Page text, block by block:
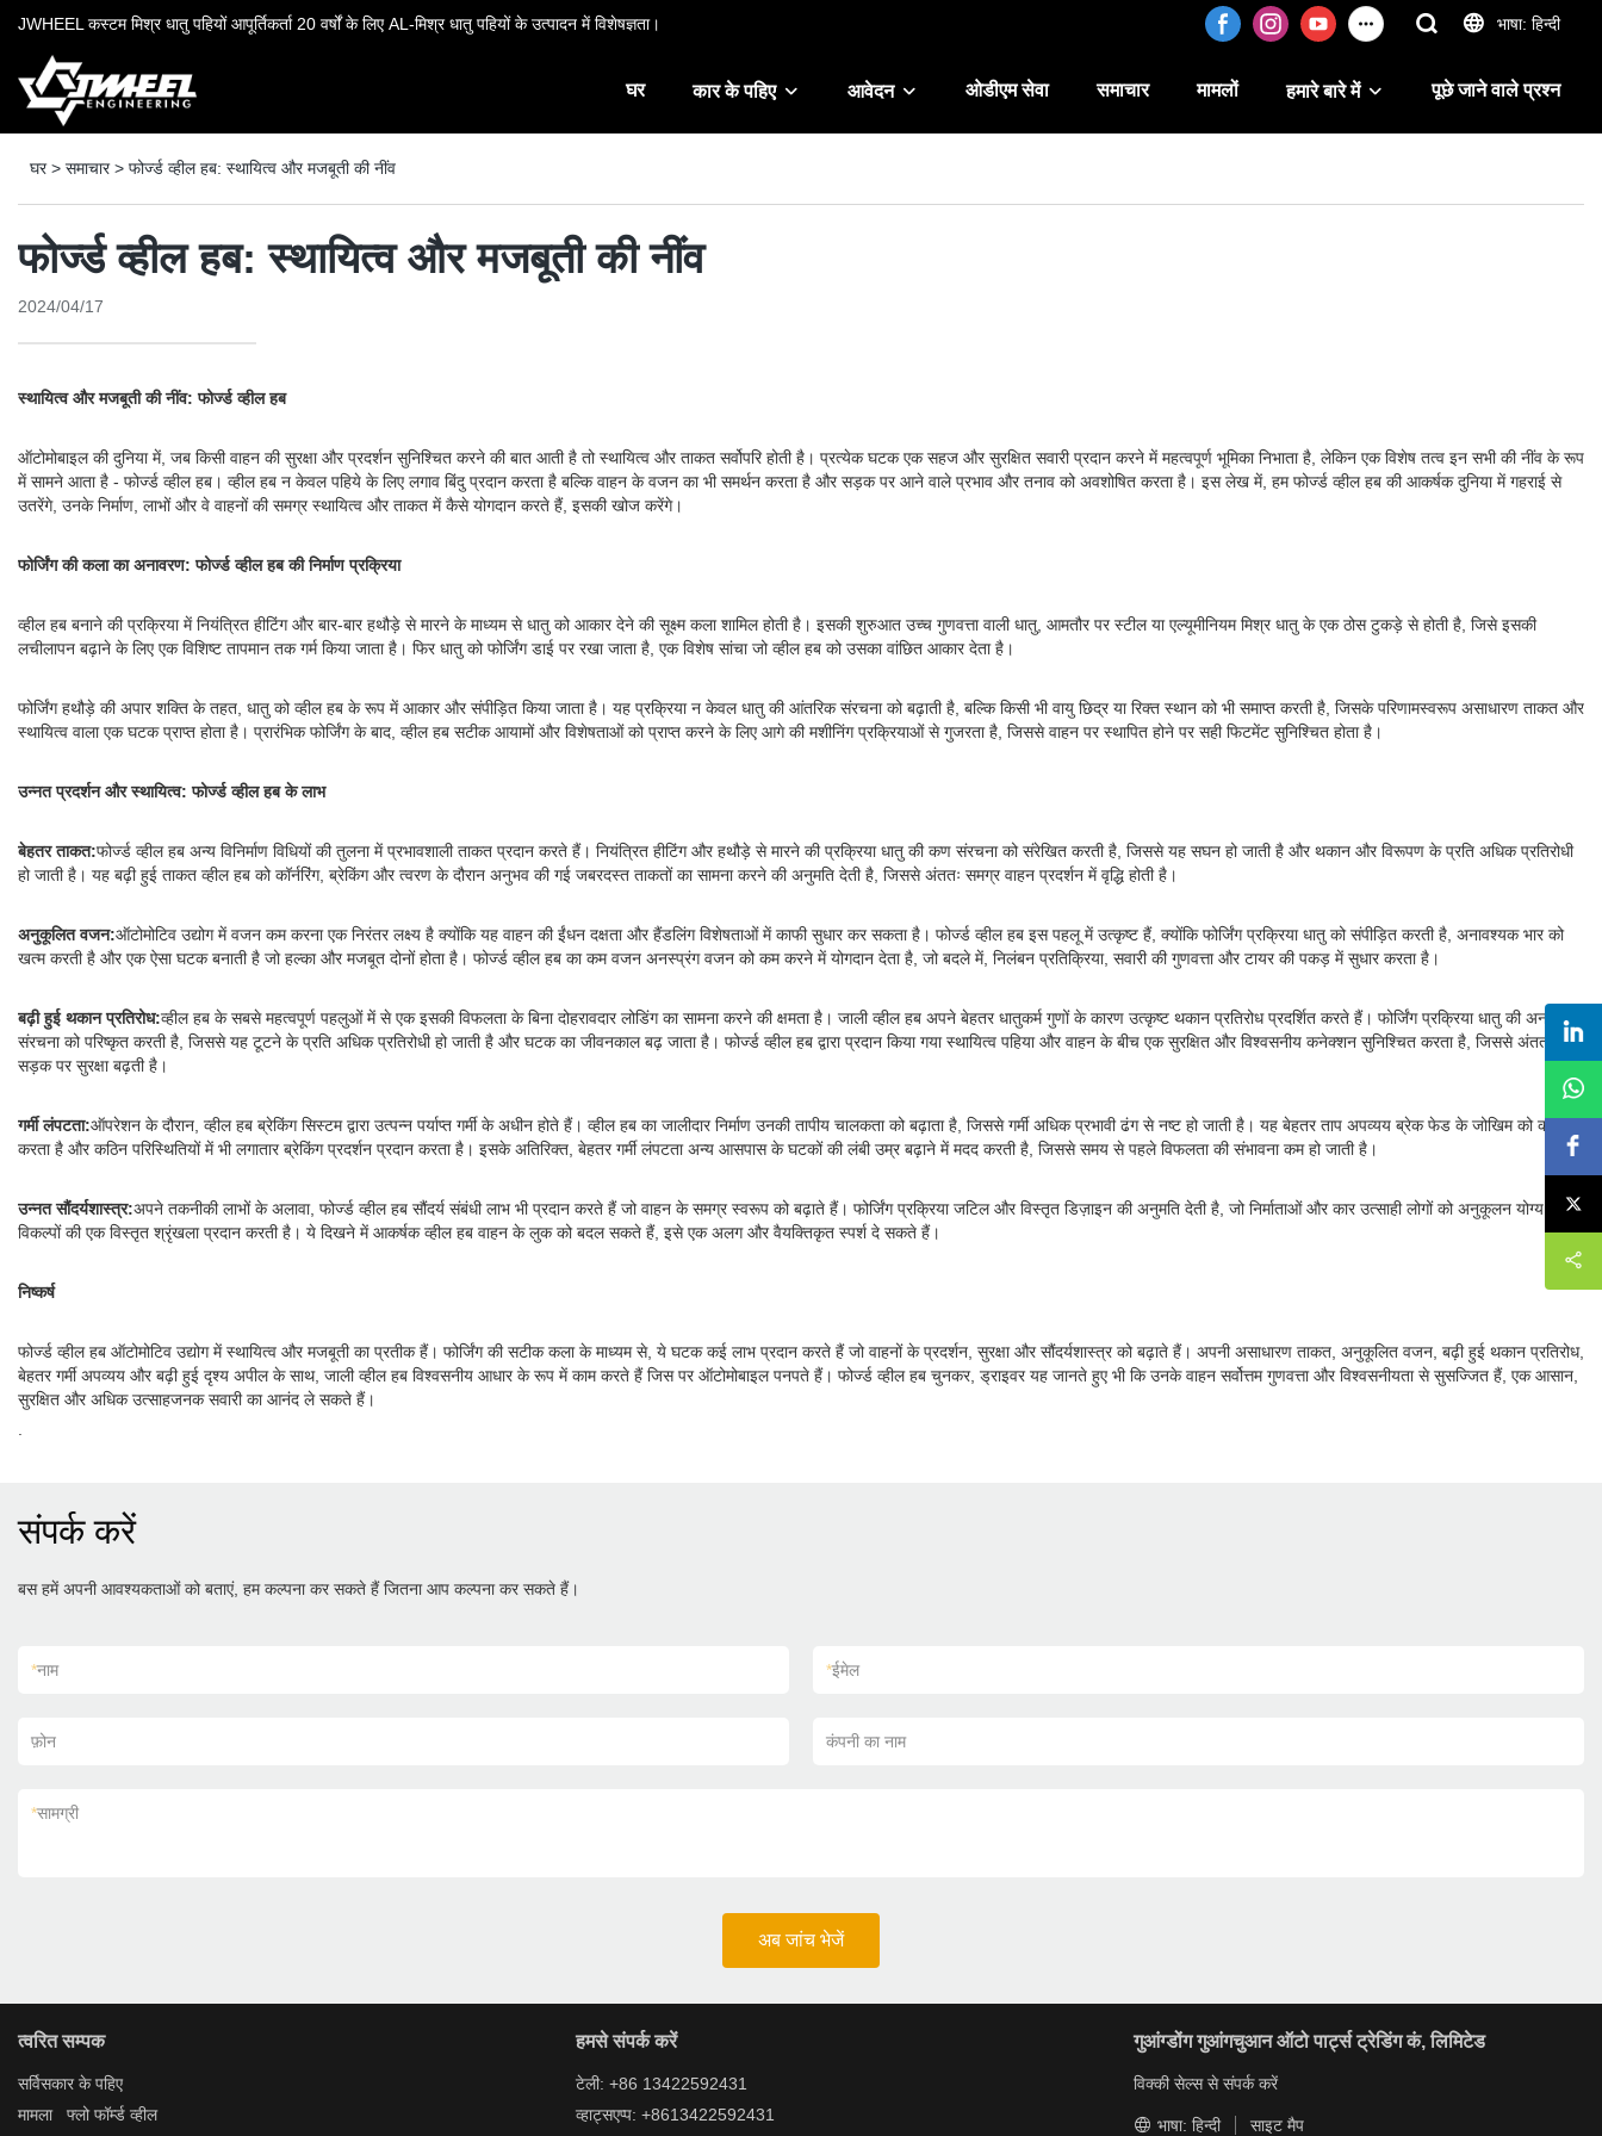
JWHEEL कस्टम मिश्र धातु पहियों आपूर्तिकर्ता 20 वर्षों के लिए AL-मिश्र धातु पहियों के उत्पादन में विशेषज्ञता। भाषा: हिन्दी
घर कार के पहिए आवेदन ओडीएम सेवा समाचार मामलों हमारे बारे में पूछे जाने वाले प्रश्न
घर> समाचार> फोर्ज्ड व्हील हब: स्थायित्व और मजबूती की नींव
फोर्ज्ड व्हील हब: स्थायित्व और मजबूती की नींव
2024/04/17
स्थायित्व और मजबूती की नींव: फोर्ज्ड व्हील हब
ऑटोमोबाइल की दुनिया में, जब किसी वाहन की सुरक्षा और प्रदर्शन सुनिश्चित करने की बात आती है तो स्थायित्व और ताकत सर्वोपरि होती है। प्रत्येक घटक एक सहज और सुरक्षित सवारी प्रदान करने में महत्वपूर्ण भूमिका निभाता है, लेकिन एक विशेष तत्व इन सभी की नींव के रूप
में सामने आता है - फोर्ज्ड व्हील हब। व्हील हब न केवल पहिये के लिए लगाव बिंदु प्रदान करता है बल्कि वाहन के वजन का भी समर्थन करता है और सड़क पर आने वाले प्रभाव और तनाव को अवशोषित करता है। इस लेख में, हम फोर्ज्ड व्हील हब की आकर्षक दुनिया में गहराई से
उतरेंगे, उनके निर्माण, लाभों और वे वाहनों की समग्र स्थायित्व और ताकत में कैसे योगदान करते हैं, इसकी खोज करेंगे।
फोर्जिंग की कला का अनावरण: फोर्ज्ड व्हील हब की निर्माण प्रक्रिया
व्हील हब बनाने की प्रक्रिया में नियंत्रित हीटिंग और बार-बार हथौड़े से मारने के माध्यम से धातु को आकार देने की सूक्ष्म कला शामिल होती है। इसकी शुरुआत उच्च गुणवत्ता वाली धातु, आमतौर पर स्टील या एल्यूमीनियम मिश्र धातु के एक ठोस टुकड़े से होती है, जिसे इसकी
लचीलापन बढ़ाने के लिए एक विशिष्ट तापमान तक गर्म किया जाता है। फिर धातु को फोर्जिंग डाई पर रखा जाता है, एक विशेष सांचा जो व्हील हब को उसका वांछित आकार देता है।
फोर्जिंग हथौड़े की अपार शक्ति के तहत, धातु को व्हील हब के रूप में आकार और संपीड़ित किया जाता है। यह प्रक्रिया न केवल धातु की आंतरिक संरचना को बढ़ाती है, बल्कि किसी भी वायु छिद्र या रिक्त स्थान को भी समाप्त करती है, जिसके परिणामस्वरूप असाधारण ताकत और
स्थायित्व वाला एक घटक प्राप्त होता है। प्रारंभिक फोर्जिंग के बाद, व्हील हब सटीक आयामों और विशेषताओं को प्राप्त करने के लिए आगे की मशीनिंग प्रक्रियाओं से गुजरता है, जिससे वाहन पर स्थापित होने पर सही फिटमेंट सुनिश्चित होता है।
उन्नत प्रदर्शन और स्थायित्व: फोर्ज्ड व्हील हब के लाभ
बेहतर ताकत:फोर्ज्ड व्हील हब अन्य विनिर्माण विधियों की तुलना में प्रभावशाली ताकत प्रदान करते हैं। नियंत्रित हीटिंग और हथौड़े से मारने की प्रक्रिया धातु की कण संरचना को संरेखित करती है, जिससे यह सघन हो जाती है और थकान और विरूपण के प्रति अधिक प्रतिरोधी
हो जाती है। यह बढ़ी हुई ताकत व्हील हब को कॉर्नरिंग, ब्रेकिंग और त्वरण के दौरान अनुभव की गई जबरदस्त ताकतों का सामना करने की अनुमति देती है, जिससे अंततः समग्र वाहन प्रदर्शन में वृद्धि होती है।
अनुकूलित वजन:ऑटोमोटिव उद्योग में वजन कम करना एक निरंतर लक्ष्य है क्योंकि यह वाहन की ईंधन दक्षता और हैंडलिंग विशेषताओं में काफी सुधार कर सकता है। फोर्ज्ड व्हील हब इस पहलू में उत्कृष्ट हैं, क्योंकि फोर्जिंग प्रक्रिया धातु को संपीड़ित करती है, अनावश्यक भार को
खत्म करती है और एक ऐसा घटक बनाती है जो हल्का और मजबूत दोनों होता है। फोर्ज्ड व्हील हब का कम वजन अनस्प्रंग वजन को कम करने में योगदान देता है, जो बदले में, निलंबन प्रतिक्रिया, सवारी की गुणवत्ता और टायर की पकड़ में सुधार करता है।
बढ़ी हुई थकान प्रतिरोध:व्हील हब के सबसे महत्वपूर्ण पहलुओं में से एक इसकी विफलता के बिना दोहरावदार लोडिंग का सामना करने की क्षमता है। जाली व्हील हब अपने बेहतर धातुकर्म गुणों के कारण उत्कृष्ट थकान प्रतिरोध प्रदर्शित करते हैं। फोर्जिंग प्रक्रिया धातु की अनाज
संरचना को परिष्कृत करती है, जिससे यह टूटने के प्रति अधिक प्रतिरोधी हो जाती है और घटक का जीवनकाल बढ़ जाता है। फोर्ज्ड व्हील हब द्वारा प्रदान किया गया स्थायित्व पहिया और वाहन के बीच एक सुरक्षित और विश्वसनीय कनेक्शन सुनिश्चित करता है, जिससे अंततः
सड़क पर सुरक्षा बढ़ती है।
गर्मी लंपटता:ऑपरेशन के दौरान, व्हील हब ब्रेकिंग सिस्टम द्वारा उत्पन्न पर्याप्त गर्मी के अधीन होते हैं। व्हील हब का जालीदार निर्माण उनकी तापीय चालकता को बढ़ाता है, जिससे गर्मी अधिक प्रभावी ढंग से नष्ट हो जाती है। यह बेहतर ताप अपव्यय ब्रेक फेड के जोखिम को कम
करता है और कठिन परिस्थितियों में भी लगातार ब्रेकिंग प्रदर्शन प्रदान करता है। इसके अतिरिक्त, बेहतर गर्मी लंपटता अन्य आसपास के घटकों की लंबी उम्र बढ़ाने में मदद करती है, जिससे समय से पहले विफलता की संभावना कम हो जाती है।
उन्नत सौंदर्यशास्त्र:अपने तकनीकी लाभों के अलावा, फोर्ज्ड व्हील हब सौंदर्य संबंधी लाभ भी प्रदान करते हैं जो वाहन के समग्र स्वरूप को बढ़ाते हैं। फोर्जिंग प्रक्रिया जटिल और विस्तृत डिज़ाइन की अनुमति देती है, जो निर्माताओं और कार उत्साही लोगों को अनुकूलन योग्य
विकल्पों की एक विस्तृत श्रृंखला प्रदान करती है। ये दिखने में आकर्षक व्हील हब वाहन के लुक को बदल सकते हैं, इसे एक अलग और वैयक्तिकृत स्पर्श दे सकते हैं।
निष्कर्ष
फोर्ज्ड व्हील हब ऑटोमोटिव उद्योग में स्थायित्व और मजबूती का प्रतीक हैं। फोर्जिंग की सटीक कला के माध्यम से, ये घटक कई लाभ प्रदान करते हैं जो वाहनों के प्रदर्शन, सुरक्षा और सौंदर्यशास्त्र को बढ़ाते हैं। अपनी असाधारण ताकत, अनुकूलित वजन, बढ़ी हुई थकान प्रतिरोध,
बेहतर गर्मी अपव्यय और बढ़ी हुई दृश्य अपील के साथ, जाली व्हील हब विश्वसनीय आधार के रूप में काम करते हैं जिस पर ऑटोमोबाइल पनपते हैं। फोर्ज्ड व्हील हब चुनकर, ड्राइवर यह जानते हुए भी कि उनके वाहन सर्वोत्तम गुणवत्ता और विश्वसनीयता से सुसज्जित हैं, एक आसान,
सुरक्षित और अधिक उत्साहजनक सवारी का आनंद ले सकते हैं।
संपर्क करें
बस हमें अपनी आवश्यकताओं को बताएं, हम कल्पना कर सकते हैं जितना आप कल्पना कर सकते हैं।
*नाम *ईमेल
फ़ोन कंपनी का नाम
*सामग्री
अब जांच भेजें
त्वरित सम्पक
सर्विसकार के पहिए
मामला
फ्लो फॉर्म्ड व्हील
हमसे संपर्क करें
टेली: +86 13422592431
व्हाट्सएप्प: +8613422592431
गुआंग्डोंग गुआंगचुआन ऑटो पार्ट्स ट्रेडिंग कं, लिमिटेड
विक्की सेल्स से संपर्क करें
भाषा: हिन्दी साइट मैप